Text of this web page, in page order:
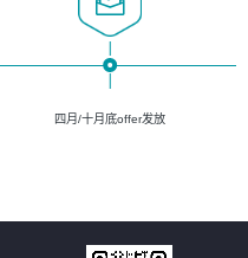
四月/十月底offer发放